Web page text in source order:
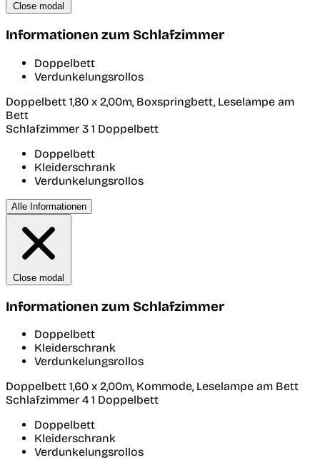
Close modal
Informationen zum Schlafzimmer
Doppelbett
Verdunkelungsrollos
Doppelbett 1,80 x 2,00m, Boxspringbett, Leselampe am
Bett
Schlafzimmer 3 1 Doppelbett
Doppelbett
Kleiderschrank
Verdunkelungsrollos
Alle Informationen
Close modal
Informationen zum Schlafzimmer
Doppelbett
Kleiderschrank
Verdunkelungsrollos
Doppelbett 1,60 x 2,00m, Kommode, Leselampe am Bett
Schlafzimmer 4 1 Doppelbett
Doppelbett
Kleiderschrank
Verdunkelungsrollos